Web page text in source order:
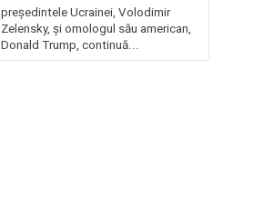
președintele Ucrainei, Volodimir
Zelensky, și omologul său american,
Donald Trump, continuă...